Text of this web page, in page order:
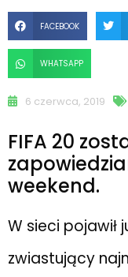
FACEBOOK
WHATSAPP
6 czerwca, 2019
FIFA 20
weekend.
W sieci pojawił
zwiastujący